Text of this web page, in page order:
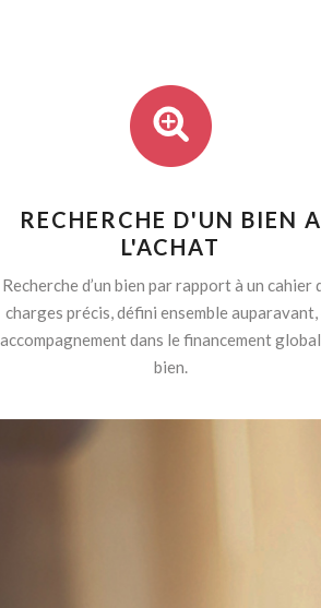
RECHERCHE D'UN BIEN A
L'ACHAT
Recherche d’un bien par rapport à un cahier
charges précis, défini ensemble
accompagnement dans le financement
bien.